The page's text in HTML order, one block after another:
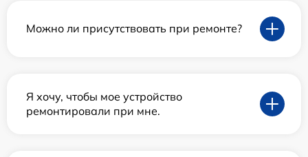
Можно ли присутствовать при ремонте?
Я хочу, чтобы мое устройство
ремонтировали при мне.